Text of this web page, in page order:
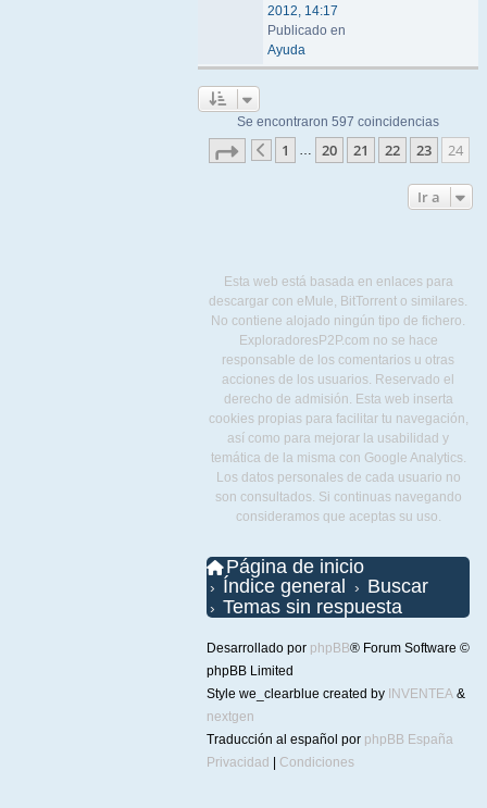
2012, 14:17
Publicado en
Ayuda
Se encontraron 597 coincidencias
Página 24de24
Anterior
1 … 20 21 22 23 24
Ir a
Esta web está basada en enlaces para
descargar con eMule, BitTorrent o similares.
No contiene alojado ningún tipo de fichero.
ExploradoresP2P.com no se hace
responsable de los comentarios u otras
acciones de los usuarios. Reservado el
derecho de admisión. Esta web inserta
cookies propias para facilitar tu navegación,
así como para mejorar la usabilidad y
temática de la misma con Google Analytics.
Los datos personales de cada usuario no
son consultados. Si continuas navegando
consideramos que aceptas su uso.
Página de inicio
Índice general
Buscar
Temas sin respuesta
Desarrollado por phpBB® Forum Software ©
phpBB Limited
Style we_clearblue created by INVENTEA &
nextgen
Traducción al español por phpBB España
Privacidad
Condiciones